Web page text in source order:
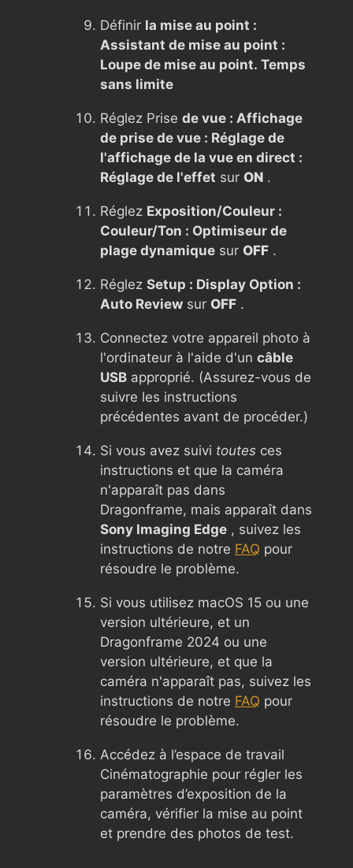
Définir la mise au point :
Assistant de mise au point :
Loupe de mise au point. Temps
sans limite
Réglez Prise de vue : Affichage
de prise de vue : Réglage de
l'affichage de la vue en direct :
Réglage de l'effet sur ON .
Réglez Exposition/Couleur :
Couleur/Ton : Optimiseur de
plage dynamique sur OFF .
Réglez Setup : Display Option :
Auto Review sur OFF .
Connectez votre appareil photo à
l'ordinateur à l'aide d'un câble
USB approprié. (Assurez-vous de
suivre les instructions
précédentes avant de procéder.)
Si vous avez suivi toutes ces
instructions et que la caméra
n'apparaît pas dans
Dragonframe, mais apparaît dans
Sony Imaging Edge , suivez les
instructions de notre FAQ pour
résoudre le problème.
Si vous utilisez macOS 15 ou une
version ultérieure, et un
Dragonframe 2024 ou une
version ultérieure, et que la
caméra n'apparaît pas, suivez les
instructions de notre FAQ pour
résoudre le problème.
Accédez à l’espace de travail
Cinématographie pour régler les
paramètres d’exposition de la
caméra, vérifier la mise au point
et prendre des photos de test.